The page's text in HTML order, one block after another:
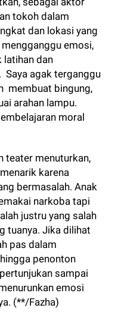
tokoh dalam
dan lokasi yang
emosi,
latihan dan
Saya agak terganggu
membuat bingung,
arahan lampu.
moral
teater menuturkan,
karena
bermasalah. Anak
narkoba tapi
justru yang salah
tuanya. Jika dilihat
pas dalam
penonton
sampai
emosi
(**/Fazha)